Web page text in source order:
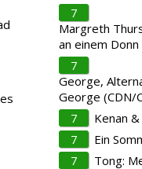
7
Margreth
an einem Donn
7
George,
George (CDN/
7
Kenan
7
Ein
7
Tong: